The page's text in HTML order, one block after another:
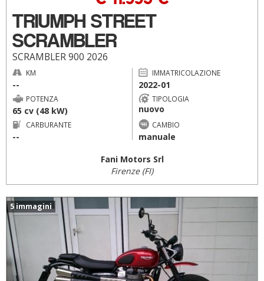
TRIUMPH STREET
SCRAMBLER
SCRAMBLER 900 2026
KM
--
IMMATRICOLAZIONE
2022-01
POTENZA
65 cv (48 kW)
TIPOLOGIA
nuovo
CARBURANTE
--
CAMBIO
manuale
Fani Motors Srl
Firenze (FI)
5 immagini